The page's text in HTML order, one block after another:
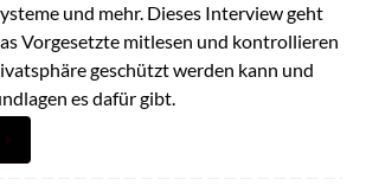
und mehr. Dieses Interview geht
Vorgesetzte mitlesen und kontrollieren
geschützt werden kann und
es dafür gibt.